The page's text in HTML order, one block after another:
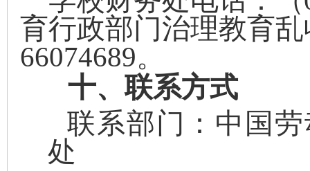
育行政部门治理教育
66074689。
十、联系方式
联系部门：中国
处